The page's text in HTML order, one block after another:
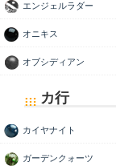
エンジェルラダー
オニキス
オブシディアン
カ行
カイヤナイト
ガーデンクォーツ